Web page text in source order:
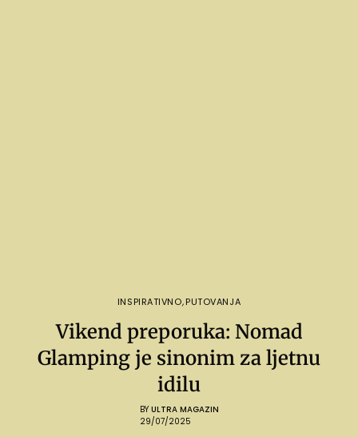
INSPIRATIVNO,PUTOVANJA
Vikend preporuka: Nomad
Glamping je sinonim za ljetnu
idilu
BY ULTRA MAGAZIN
29/07/2025